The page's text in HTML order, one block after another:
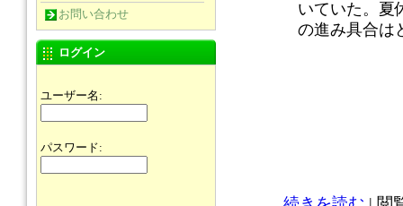
お問い合わせ
ログイン
ユーザー名:
パスワード:
いていた。夏
の進み具合は